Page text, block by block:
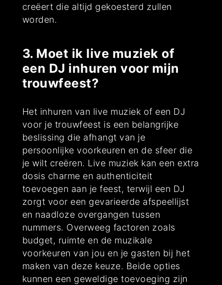
creëert die altijd gekoesterd zullen
worden.
3. Moet ik live muziek of
een DJ inhuren voor mijn
trouwfeest?
Het inhuren van live muziek of een DJ
voor je trouwfeest is een belangrijke
beslissing die afhangt van je
persoonlijke voorkeuren en de sfeer die
je wilt creëren. Live muziek kan een extra
dosis charme en authenticiteit
toevoegen aan je feest, terwijl een DJ
zorgt voor een gevarieerde afspeellijst
en naadloze overgangen tussen
nummers. Overweeg factoren zoals
budget, ruimte en de muzikale
voorkeuren van jou en je gasten bij het
maken van deze keuze. Beide opties
kunnen een geweldige toevoeging zijn